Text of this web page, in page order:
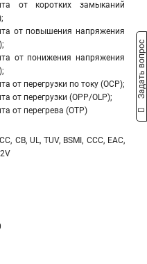
от коротких замыканий
от повышения напряжения
от понижения напряжения
от перегрузки по току (OCP);
от перегрузки (OPP/OLP);
от перегрева (OTP)
CB, UL, TUV, BSMI, CCC, EAC,
Задать вопрос